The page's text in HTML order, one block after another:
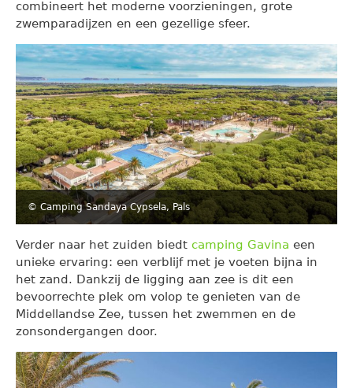
combineert het moderne voorzieningen, grote
zwemparadijzen en een gezellige sfeer.
© Camping Sandaya Cypsela, Pals
Verder naar het zuiden biedt camping Gavina een
unieke ervaring: een verblijf met je voeten bijna in
het zand. Dankzij de ligging aan zee is dit een
bevoorrechte plek om volop te genieten van de
Middellandse Zee, tussen het zwemmen en de
zonsondergangen door.